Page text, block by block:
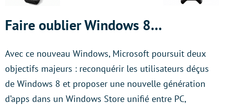
Faire oublier Windows 8…
Avec ce nouveau Windows, Microsoft poursuit deux
objectifs majeurs : reconquérir les utilisateurs déçus
de Windows 8 et proposer une nouvelle génération
d’apps dans un Windows Store unifié entre PC,